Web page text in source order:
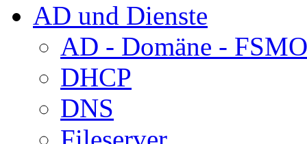
AD und Dienste
AD - Domäne - FSMO
DHCP
DNS